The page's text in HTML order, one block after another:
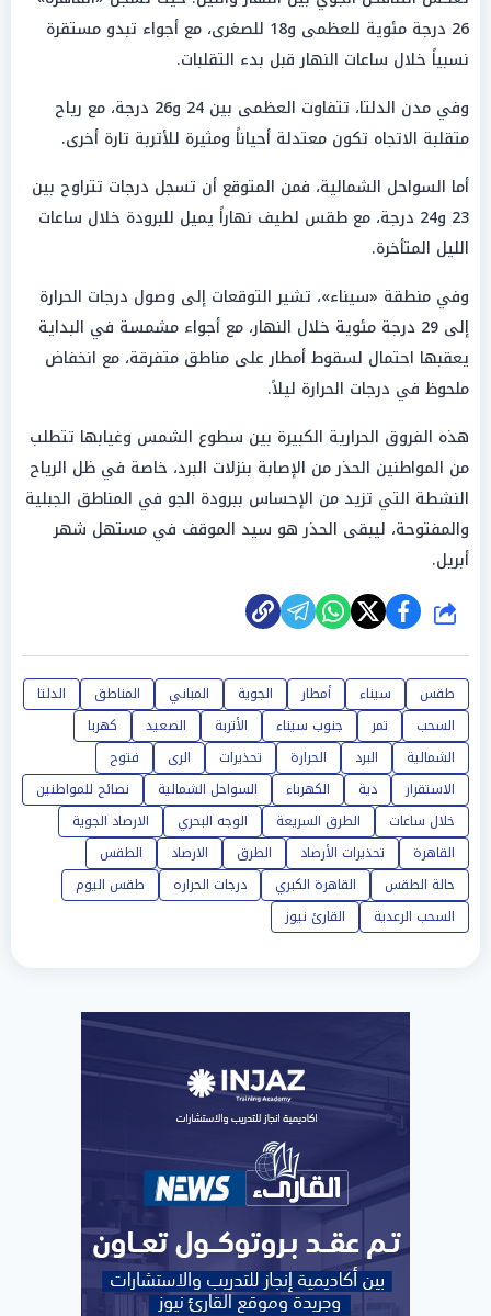
26 درجة مئوية للعظمى و18 للصغرى، مع أجواء تبدو مستقرة
نسبياً خلال ساعات النهار قبل بدء التقلبات.
وفي مدن الدلتا، تتفاوت العظمى بين 24 و26 درجة، مع رياح
متقلبة الاتجاه تكون معتدلة أحياناً ومثيرة للأتربة تارة أخرى.
أما السواحل الشمالية، فمن المتوقع أن تسجل درجات تتراوح بين
23 و24 درجة، مع طقس لطيف نهاراً يميل للبرودة خلال ساعات
الليل المتأخرة.
وفي منطقة «سيناء»، تشير التوقعات إلى وصول درجات الحرارة
إلى 29 درجة مئوية خلال النهار، مع أجواء مشمسة في البداية
يعقبها احتمال لسقوط أمطار على مناطق متفرقة، مع انخفاض
ملحوظ في درجات الحرارة ليلاً.
هذه الفروق الحرارية الكبيرة بين سطوع الشمس وغيابها تتطلب
من المواطنين الحذر من الإصابة بنزلات البرد، خاصة في ظل الرياح
النشطة التي تزيد من الإحساس ببرودة الجو في المناطق الجبلية
والمفتوحة، ليبقى الحذر هو سيد الموقف في مستهل شهر
أبريل.
شارك
طقس سيناء أمطار الجوية المباني المناطق
الدلتا
السحب
تمر جنوب سيناء الأتربة الصعيد
كهربا
الشمالية
البرد الحرارة تحذيرات الرى
فتوح
الاستقرار
دية الكهرباء السواحل الشمالية
نصائح للمواطنين
خلال ساعات
الطرق السريعة الوجه البحري
الارصاد الجوية
القاهرة
تحذيرات الأرصاد الطرق الارصاد
الطقس
حالة الطقس
القاهرة الكبري درجات الحراره
طقس اليوم
السحب الرعدية
القارئ نيوز